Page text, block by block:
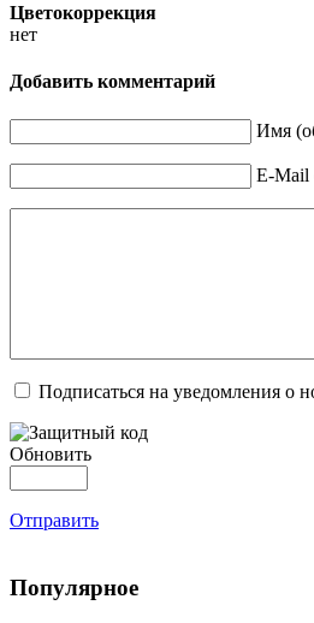
Цветокоррекция
нет
Добавить комментарий
Имя
E-Mail
Подписаться на уведомления о
Обновить
Отправить
Популярное